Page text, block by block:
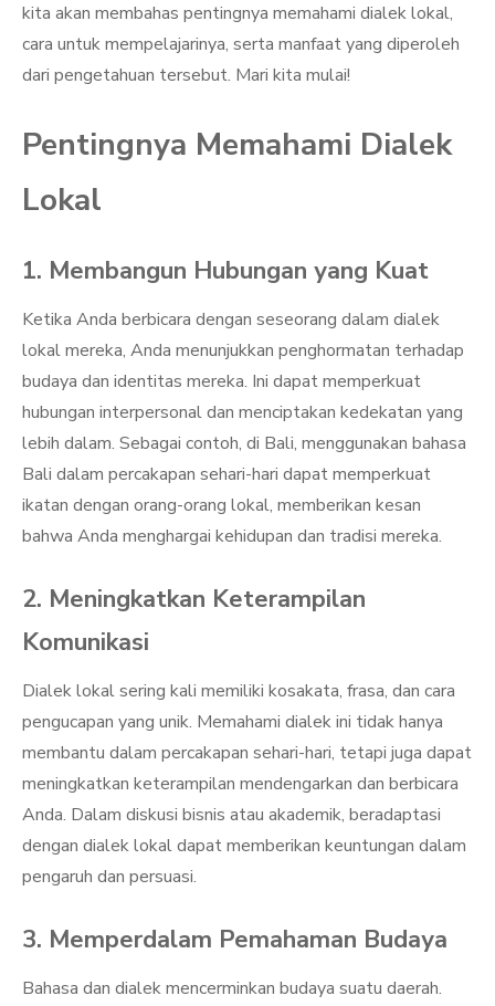
kita akan membahas pentingnya memahami dialek lokal,
cara untuk mempelajarinya, serta manfaat yang diperoleh
dari pengetahuan tersebut. Mari kita mulai!
Pentingnya Memahami Dialek
Lokal
1. Membangun Hubungan yang Kuat
Ketika Anda berbicara dengan seseorang dalam dialek
lokal mereka, Anda menunjukkan penghormatan terhadap
budaya dan identitas mereka. Ini dapat memperkuat
hubungan interpersonal dan menciptakan kedekatan yang
lebih dalam. Sebagai contoh, di Bali, menggunakan bahasa
Bali dalam percakapan sehari-hari dapat memperkuat
ikatan dengan orang-orang lokal, memberikan kesan
bahwa Anda menghargai kehidupan dan tradisi mereka.
2. Meningkatkan Keterampilan
Komunikasi
Dialek lokal sering kali memiliki kosakata, frasa, dan cara
pengucapan yang unik. Memahami dialek ini tidak hanya
membantu dalam percakapan sehari-hari, tetapi juga dapat
meningkatkan keterampilan mendengarkan dan berbicara
Anda. Dalam diskusi bisnis atau akademik, beradaptasi
dengan dialek lokal dapat memberikan keuntungan dalam
pengaruh dan persuasi.
3. Memperdalam Pemahaman Budaya
Bahasa dan dialek mencerminkan budaya suatu daerah.